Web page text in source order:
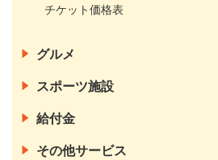
チケット価格表
グルメ
スポーツ施設
給付金
その他サービス